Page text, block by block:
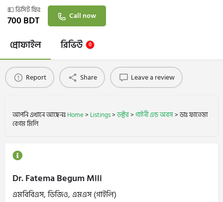
💵 ভিসিট ফিঃ
700BDT Call now
প্রোফাইল রিভিউ 0
Report Share Leave a review
আপনি এখানে আছেনঃHome> Listings>ডক্টর>গাইনী এন্ড অবস>ডাঃ ফাতেমা
বেগম মিলি
Dr. Fatema Begum Mili
এমবিবিএস, ডিজিও, এমএস (গাইলি)